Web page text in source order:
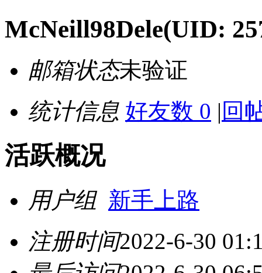
McNeill98Dele(UID:
邮箱状态未验证
统计信息 好友数 0 | 回
活跃概况
用户组 新手上路
注册时间2022-6-30